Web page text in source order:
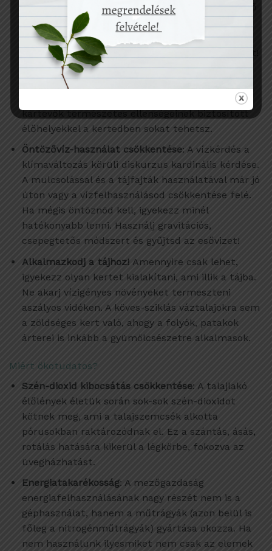
zöldtrágya/takarónövényeket. Kémiai növényvédő
szereket pedig lehetőleg ne használj vagy csak
nagyon végső esetben. Ilyenkor is keresd az
ökológiai gazdálkodásban engedélyezett szereket!
Fókuszálj a megelőzésre! A növénytársításokkal,
egészséges talajjal, tájfajtákkal, fizikai
védekezéssel (pl. beteg részek eltávolítása), a
kártevők természetes ellenségeinek biztosított
élőhelyekkel a kertedben sokat tehetsz.
Öntözővíz-használat csökkentése: A vízkérdés a
klímaváltozás körüli diskurzus kardinális kérdése.
A mulcsolással és a tájfajták használatával már jó
úton vagy a vízfelhasználásod csökkentése felé.
Ha mégis öntöznöd kell, igyekezz minél
hatékonyabb lenni. Használj gravitációs,
csepegtetős módszert és gyűjtsd az esővizet!
Alkalmazkodj a tájhoz! Amennyire csak lehet,
igyekezz olyan kertet kialakítani, ami illik a tájba.
Ne akarj vízigényes növényeket termeszteni
aszályos vidéken. A köves-sziklás váztalajokra sem
a zöldséges kert való, ahogy a folyók, patakok
árterei is inkább a gyümölcsészetre alkalmasok.
Miért ökotudatos?
Szén-dioxid kibocsátás csökkentése: A talajlakó
élőlények életük során sok-sok szén-dioxidot
kötnek meg, ami a talajszemcsék alkotta
pórusokban raktározódnak el. Ez a szántás, ásás,
rotálás hatására kikerül a légkörbe, fokozva az
üvegházhatást.
Energiatakarékosság: A mezőgazdaság
energiafelhasználásának nagy részét nem is a
géphasználat, hanem a műtrágyák (azon belül is
főleg a nitrogénműtrágyák) gyártása okozza. Ha
nem használunk ilyesmiket nem csak az elemek